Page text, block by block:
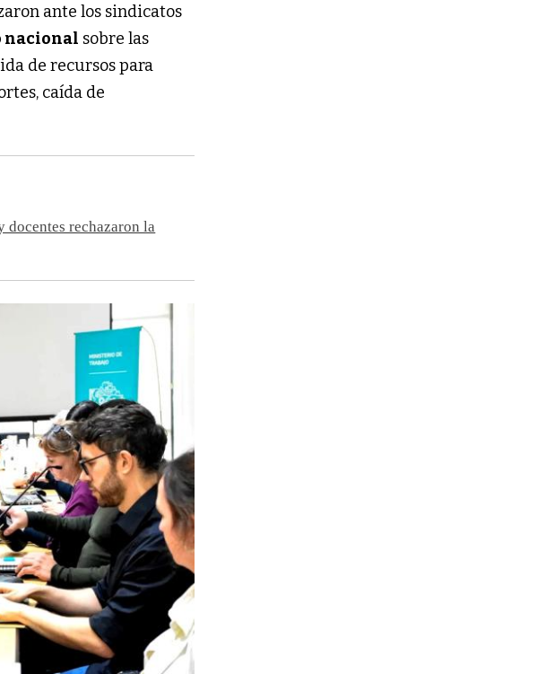
ante los sindicatos
nacional sobre las
de recursos para
caída de
docentes rechazaron la